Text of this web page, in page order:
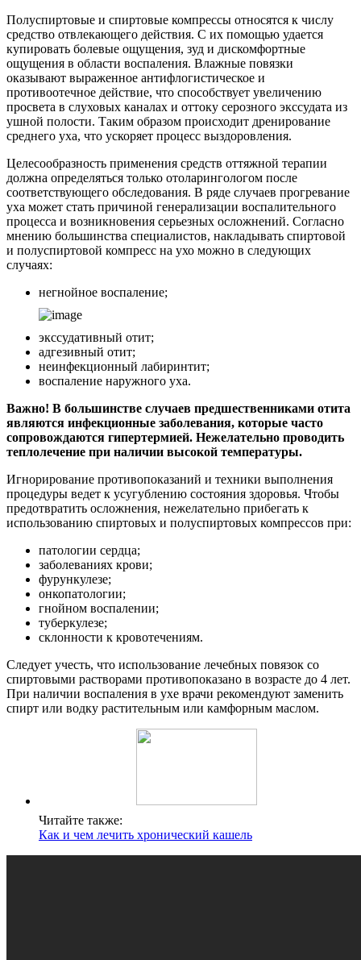
Полуспиртовые и спиртовые компрессы относятся к числу
средство отвлекающего действия. С их помощью удается
купировать болевые ощущения, зуд и дискомфортные
ощущения в области воспаления. Влажные повязки
оказывают выраженное антифлогистическое и
противоотечное действие, что способствует увеличению
просвета в слуховых каналах и оттоку серозного экссудата из
ушной полости. Таким образом происходит дренирование
среднего уха, что ускоряет процесс выздоровления.
Целесообразность применения средств оттяжной терапии
должна определяться только отоларингологом после
соответствующего обследования. В ряде случаев прогревание
уха может стать причиной генерализации воспалительного
процесса и возникновения серьезных осложнений. Согласно
мнению большинства специалистов, накладывать спиртовой
и полуспиртовой компресс на ухо можно в следующих
случаях:
негнойное воспаление;
экссудативный отит;
адгезивный отит;
неинфекционный лабиринтит;
воспаление наружного уха.
Важно! В большинстве случаев предшественниками отита
являются инфекционные заболевания, которые часто
сопровождаются гипертермией. Нежелательно проводить
теплолечение при наличии высокой температуры.
Игнорирование противопоказаний и техники выполнения
процедуры ведет к усугублению состояния здоровья. Чтобы
предотвратить осложнения, нежелательно прибегать к
использованию спиртовых и полуспиртовых компрессов при:
патологии сердца;
заболеваниях крови;
фурункулезе;
онкопатологии;
гнойном воспалении;
туберкулезе;
склонности к кровотечениям.
Следует учесть, что использование лечебных повязок со
спиртовыми растворами противопоказано в возрасте до 4 лет.
При наличии воспаления в ухе врачи рекомендуют заменить
спирт или водку растительным или камфорным маслом.
Читайте также:
Как и чем лечить хронический кашель